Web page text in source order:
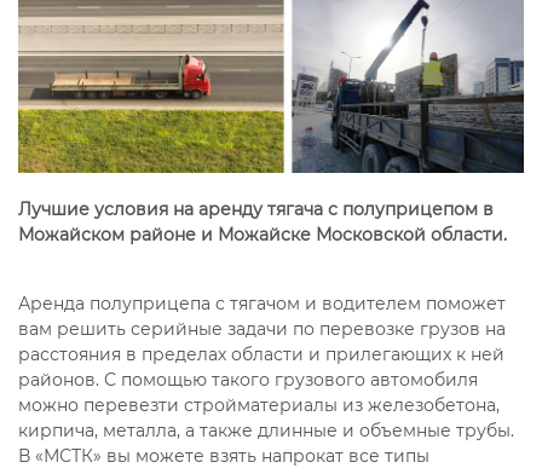
Лучшие условия на аренду тягача с полуприцепом в
Можайском районе и Можайске Московской области.
Аренда полуприцепа с тягачом и водителем поможет
вам решить серийные задачи по перевозке грузов на
расстояния в пределах области и прилегающих к ней
районов. С помощью такого грузового автомобиля
можно перевезти стройматериалы из железобетона,
кирпича, металла, а также длинные и объемные трубы.
В «МСТК» вы можете взять напрокат все типы